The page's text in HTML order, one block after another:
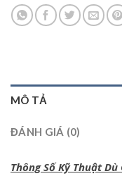
MÔ TẢ
ĐÁNH GIÁ (0)
Thông Số Kỹ Thuật